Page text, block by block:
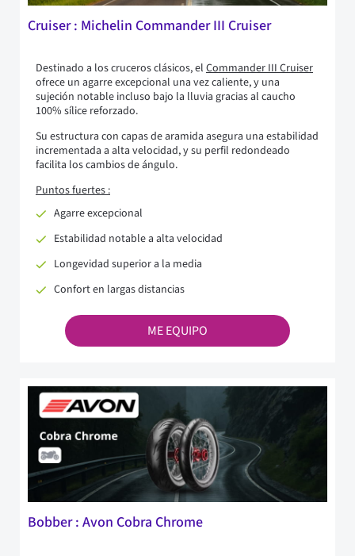
Cruiser : Michelin Commander III Cruiser
Destinado a los cruceros clásicos, el Commander III Cruiser
ofrece un agarre excepcional una vez caliente, y una
sujeción notable incluso bajo la lluvia gracias al caucho
100% sílice reforzado.
Su estructura con capas de aramida asegura una estabilidad
incrementada a alta velocidad, y su perfil redondeado
facilita los cambios de ángulo.
Puntos fuertes :
Agarre excepcional
Estabilidad notable a alta velocidad
Longevidad superior a la media
Confort en largas distancias
ME EQUIPO
Bobber : Avon Cobra Chrome